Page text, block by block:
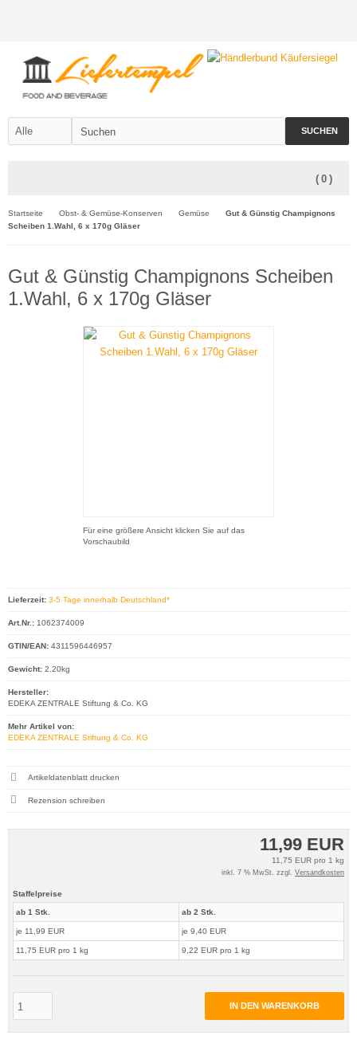
SUCHEN
( 0 )
Startseite Obst- & Gemüse-Konserven Gemüse
Gut & Günstig Champignons
Scheiben 1.Wahl, 6 x 170g Gläser
Gut & Günstig Champignons Scheiben
1.Wahl, 6 x 170g Gläser
Für eine größere Ansicht klicken Sie auf das
Vorschaubild
11,99 EUR
11,75 EUR pro 1 kg
inkl. 7 % MwSt. zzgl. Versandkosten
Staffelpreise
ab 1 Stk.
je 11,99 EUR
11,75 EUR pro 1 kg
ab 2 Stk.
je 9,40 EUR
9,22 EUR pro 1 kg
IN DEN WARENKORB
Lieferzeit: 3-5 Tage innerhalb Deutschland*
Art.Nr.: 1062374009
GTIN/EAN: 4311596446957
Gewicht: 2.20kg
Hersteller:
EDEKA ZENTRALE Stiftung & Co. KG
Mehr Artikel von:
EDEKA ZENTRALE Stiftung & Co. KG
Artikeldatenblatt drucken
Rezension schreiben